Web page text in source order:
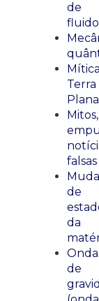
de
Terra
Plana
Mitos,
falsas
de
da
de